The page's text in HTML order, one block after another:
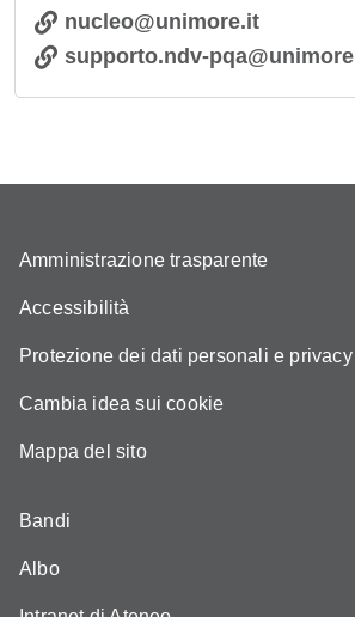
nucleo@unimore.it
supporto.ndv-
Amministrazione trasparente
Accessibilità
Protezione dei dati personali e
Cambia idea sui cookie
Mappa del sito
Bandi
Albo